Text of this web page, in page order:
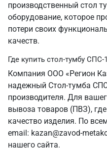
производственный стол
оборудование, которое
потери своих
качеств.
Где купить стол-тумбу
Компания ООО «Регион
надежный Стол-тумба
производителя. Для
вывоза товаров (ПВЗ),
качество изделия. По
email: kazan@zavod-
нашего сайта.